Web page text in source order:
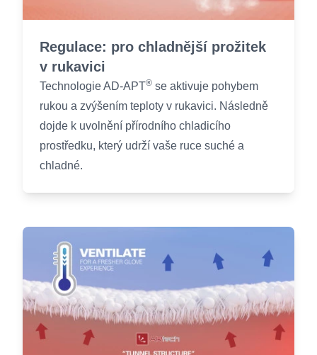
Regulace: pro chladnější prožitek
v rukavici
Technologie AD-APT® se aktivuje pohybem
rukou a zvýšením teploty v rukavici. Následně
dojde k uvolnění přírodního chladicího
prostředku, který udrží vaše ruce suché a
chladné.